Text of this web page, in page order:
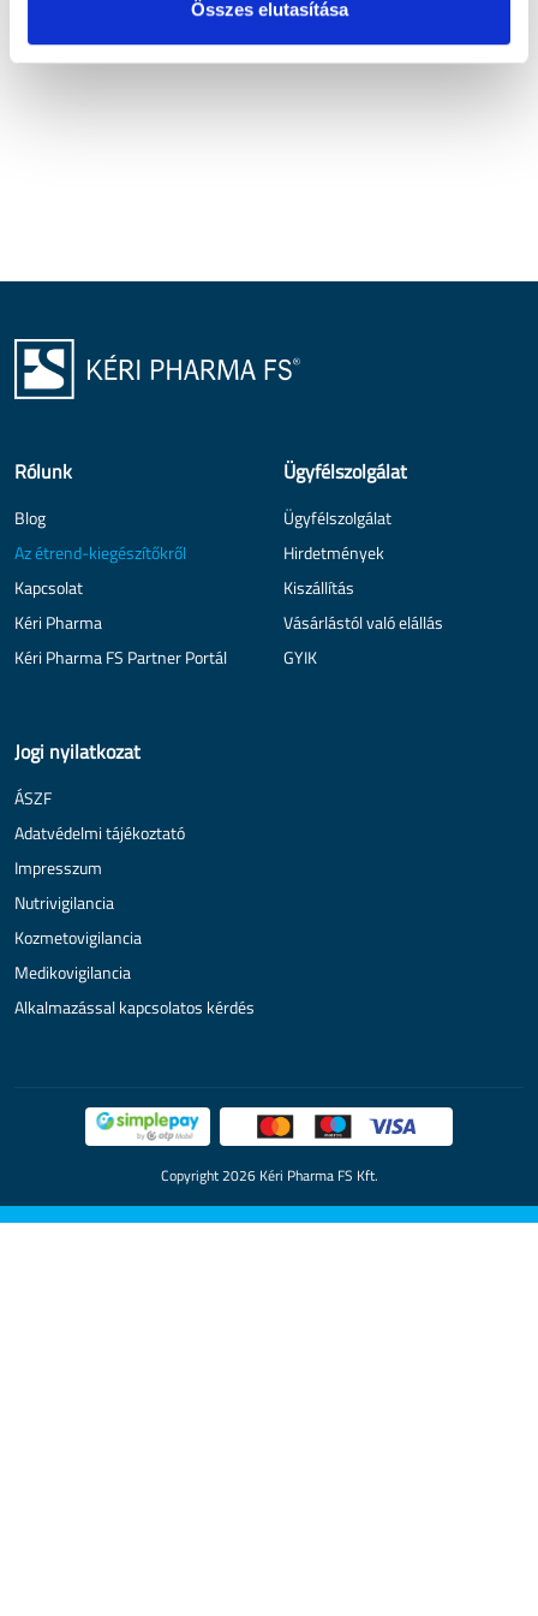
Összes elutasítása
Rólunk
Blog
Az étrend-kiegészítőkről
Kapcsolat
Kéri Pharma
Kéri Pharma FS Partner Portál
Ügyfélszolgálat
Ügyfélszolgálat
Hirdetmények
Kiszállítás
Vásárlástól való elállás
GYIK
Jogi nyilatkozat
ÁSZF
Adatvédelmi tájékoztató
Impresszum
Nutrivigilancia
Kozmetovigilancia
Medikovigilancia
Alkalmazással kapcsolatos kérdés
Copyright 2026 Kéri Pharma FS Kft.